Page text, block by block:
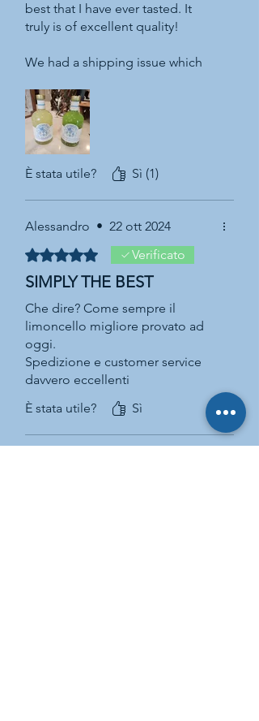
best that I have ever tasted. It
truly is of excellent quality!
We had a shipping issue which
Assuntina did everything in her
power to make sure that our
order arrived in time and that we
were satisfied. Honestly, this
order was the best customer
had in years. I highly recommend
this product, not just for its
the quality of the business itself.
Assuntina is top notch.
È stata utile? Sì (1)
Alessandro • 22 ott 2024
Valutazione 5 stelle su 5.
Verificato
SIMPLY THE BEST
Che dire? Come sempre il
limoncello migliore provato ad
oggi.
Spedizione e customer service
davvero eccellenti
È stata utile?
Sì